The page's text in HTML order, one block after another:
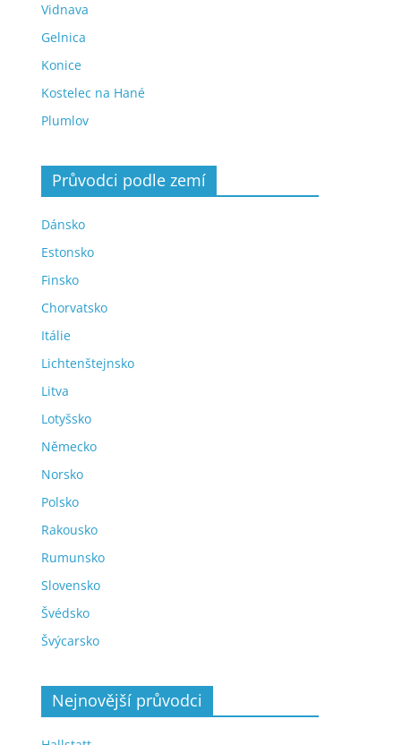
Vidnava
Gelnica
Konice
Kostelec na Hané
Plumlov
Průvodci podle zemí
Dánsko
Estonsko
Finsko
Chorvatsko
Itálie
Lichtenštejnsko
Litva
Lotyšsko
Německo
Norsko
Polsko
Rakousko
Rumunsko
Slovensko
Švédsko
Švýcarsko
Nejnovější průvodci